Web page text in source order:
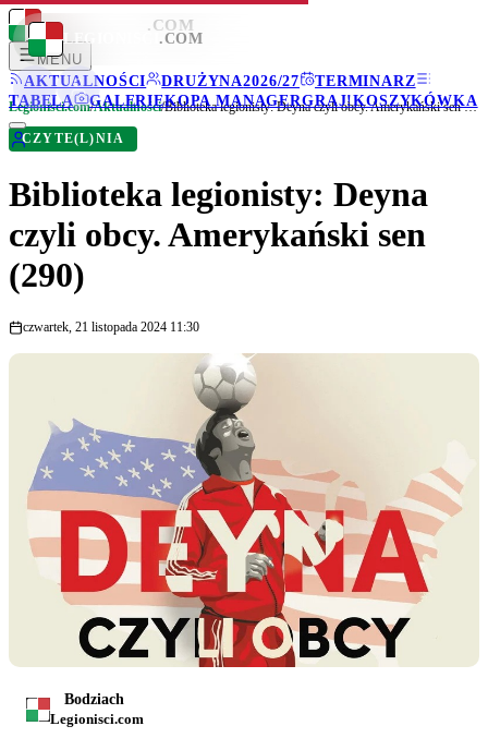
LEGIONISCI .COM
MENU
AKTUALNOŚCI
DRUŻYNA2026/27
TERMINARZ
TABELA
GALERIEKOPA MANAGERGRAJ!KOSZYKÓWKA
LEGIONISCI .COM
Legionisci.com/Aktualności/ Biblioteka legionisty: Deyna czyli obcy. Amerykański sen (290)
CZYTE(L)NIA
Biblioteka legionisty: Deyna
czyli obcy. Amerykański sen
(290)
czwartek, 21 listopada 2024 11:30
Bodziach
Legionisci.com